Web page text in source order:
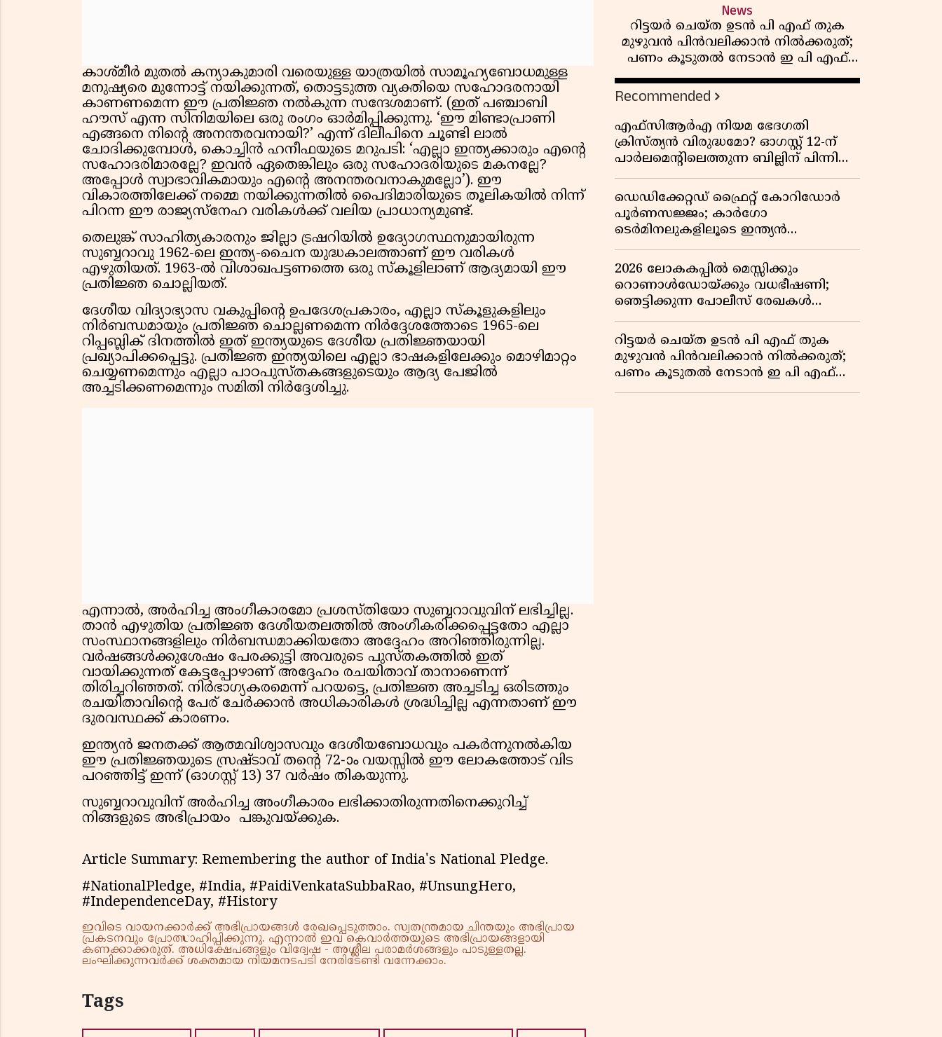
കാശ്മീർ മുതൽ കന്യാകുമാരി വരെയുള്ള യാത്രയിൽ സാമൂഹ്യബോധമുള്ള
മനുഷ്യരെ മുന്നോട്ട് നയിക്കുന്നത്, തൊട്ടടുത്ത വ്യക്തിയെ സഹോദരനായി
കാണണമെന്ന ഈ പ്രതിജ്ഞ നൽകുന്ന സന്ദേശമാണ്. (ഇത് പഞ്ചാബി
ഹൗസ് എന്ന സിനിമയിലെ ഒരു രംഗം ഓർമിപ്പിക്കുന്നു. ‘ഈ മിണ്ടാപ്രാണി
എങ്ങനെ നിന്റെ അനന്തരവനായി?’ എന്ന് ദിലീപിനെ ചൂണ്ടി ലാൽ
ചോദിക്കുമ്പോൾ, കൊച്ചിൻ ഹനീഫയുടെ മറുപടി: ‘എല്ലാ ഇന്ത്യക്കാരും എന്റെ
സഹോദരിമാരല്ലേ? ഇവൻ ഏതെങ്കിലും ഒരു സഹോദരിയുടെ മകനല്ലേ?
അപ്പോൾ സ്വാഭാവികമായും എന്റെ അനന്തരവനാകുമല്ലോ’). ഈ
വികാരത്തിലേക്ക് നമ്മെ നയിക്കുന്നതിൽ പൈദിമാരിയുടെ തൂലികയിൽ നിന്ന്
പിറന്ന ഈ രാജ്യസ്നേഹ വരികൾക്ക് വലിയ പ്രാധാന്യമുണ്ട്.
തെലുങ്ക് സാഹിത്യകാരനും ജില്ലാ ട്രഷറിയിൽ ഉദ്യോഗസ്ഥനുമായിരുന്ന
സുബ്ബറാവു 1962-ലെ ഇന്ത്യ-ചൈന യുദ്ധകാലത്താണ് ഈ വരികൾ
എഴുതിയത്. 1963-ൽ വിശാഖപട്ടണത്തെ ഒരു സ്കൂളിലാണ് ആദ്യമായി ഈ
പ്രതിജ്ഞ ചൊല്ലിയത്.
ദേശീയ വിദ്യാഭ്യാസ വകുപ്പിന്റെ ഉപദേശപ്രകാരം, എല്ലാ സ്കൂളുകളിലും
നിർബന്ധമായും പ്രതിജ്ഞ ചൊല്ലണമെന്ന നിർദ്ദേശത്തോടെ 1965-ലെ
റിപ്പബ്ലിക് ദിനത്തിൽ ഇത് ഇന്ത്യയുടെ ദേശീയ പ്രതിജ്ഞയായി
പ്രഖ്യാപിക്കപ്പെട്ടു. പ്രതിജ്ഞ ഇന്ത്യയിലെ എല്ലാ ഭാഷകളിലേക്കും മൊഴിമാറ്റം
ചെയ്യണമെന്നും എല്ലാ പാഠപുസ്തകങ്ങളുടെയും ആദ്യ പേജിൽ
അച്ചടിക്കണമെന്നും സമിതി നിർദ്ദേശിച്ചു.
എന്നാൽ, അർഹിച്ച അംഗീകാരമോ പ്രശസ്തിയോ സുബ്ബറാവുവിന് ലഭിച്ചില്ല.
താൻ എഴുതിയ പ്രതിജ്ഞ ദേശീയതലത്തിൽ അംഗീകരിക്കപ്പെട്ടതോ എല്ലാ
സംസ്ഥാനങ്ങളിലും നിർബന്ധമാക്കിയതോ അദ്ദേഹം അറിഞ്ഞിരുന്നില്ല.
വർഷങ്ങൾക്കുശേഷം പേരക്കുട്ടി അവരുടെ പുസ്തകത്തിൽ ഇത്
വായിക്കുന്നത് കേട്ടപ്പോഴാണ് അദ്ദേഹം രചയിതാവ് താനാണെന്ന്
തിരിച്ചറിഞ്ഞത്. നിർഭാഗ്യകരമെന്ന് പറയട്ടെ, പ്രതിജ്ഞ അച്ചടിച്ച ഒരിടത്തും
രചയിതാവിന്റെ പേര് ചേർക്കാൻ അധികാരികൾ ശ്രദ്ധിച്ചില്ല എന്നതാണ് ഈ
ദുരവസ്ഥക്ക് കാരണം.
ഇന്ത്യൻ ജനതക്ക് ആത്മവിശ്വാസവും ദേശീയബോധവും പകർന്നുനൽകിയ
ഈ പ്രതിജ്ഞയുടെ സ്രഷ്ടാവ് തന്റെ 72-ാം വയസ്സിൽ ഈ ലോകത്തോട് വിട
പറഞ്ഞിട്ട് ഇന്ന് (ഓഗസ്റ്റ് 13) 37 വർഷം തികയുന്നു.
സുബ്ബറാവുവിന് അർഹിച്ച അംഗീകാരം ലഭിക്കാതിരുന്നതിനെക്കുറിച്ച്
നിങ്ങളുടെ അഭിപ്രായം പങ്കുവയ്ക്കുക.
Article Summary: Remembering the author of India's National Pledge.
#NationalPledge, #India, #PaidiVenkataSubbaRao, #UnsungHero,
#IndependenceDay, #History
ഇവിടെ വായനക്കാർക്ക് അഭിപ്രായങ്ങൾ രേഖപ്പെടുത്താം. സ്വതന്ത്രമായ ചിന്തയും അഭിപ്രായ
പ്രകടനവും പ്രോത്സാഹിപ്പിക്കുന്നു. എന്നാൽ ഇവ കെവാർത്തയുടെ അഭിപ്രായങ്ങളായി
കണക്കാക്കരുത്. അധിക്ഷേപങ്ങളും വിദ്വേഷ - അശ്ലീല പരാമർശങ്ങളും പാടുള്ളതല്ല.
ലംഘിക്കുന്നവർക്ക് ശക്തമായ നിയമനടപടി നേരിടേണ്ടി വന്നേക്കാം.
Tags
News
റിട്ടയർ ചെയ്ത ഉടൻ പി എഫ് തുക
മുഴുവൻ പിൻവലിക്കാൻ നിൽക്കരുത്;
പണം കൂടുതൽ നേടാൻ ഇ പി എഫ്
ഒയുടെ നിയമം അറിയാം
Recommended
എഫ്സിആർഎ നിയമ ഭേദഗതി
ക്രിസ്ത്യൻ വിരുദ്ധമോ? ഓഗസ്റ്റ് 12-ന്
പാർലമെന്റിലെത്തുന്ന ബില്ലിന് പിന്നിലെ
യഥാർത്ഥ അജണ്ട എന്ത്?
ഡെഡിക്കേറ്റഡ് ഫ്രൈറ്റ് കോറിഡോർ
പൂർണസജ്ജം; കാർഗോ
ടെർമിനലുകളിലൂടെ ഇന്ത്യൻ
റെയിൽവേയുടെ ചരക്ക് ഗതാഗതത്തിൽ
വൻ കുതിപ്പ്
2026 ലോകകപ്പിൽ മെസ്സിക്കും
റൊണാൾഡോയ്ക്കും വധഭീഷണി;
ഞെട്ടിക്കുന്ന പോലീസ് രേഖകൾ
പുറത്ത്
റിട്ടയർ ചെയ്ത ഉടൻ പി എഫ് തുക
മുഴുവൻ പിൻവലിക്കാൻ നിൽക്കരുത്;
പണം കൂടുതൽ നേടാൻ ഇ പി എഫ്
ഒയുടെ നിയമം അറിയാം